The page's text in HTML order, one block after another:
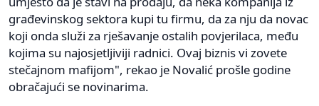
građevinskog sektora kupi tu firmu, da za nju da novac
koji onda služi za rješavanje ostalih povjerilaca, među
kojima su najosjetljiviji radnici. Ovaj biznis vi zovete
stečajnom mafijom", rekao je Novalić prošle godine
obračajući se novinarima.